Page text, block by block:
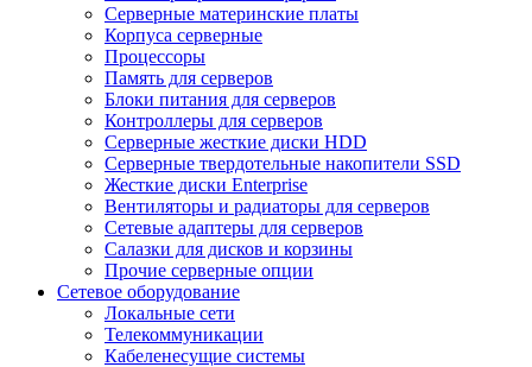
Серверные материнские платы
Корпуса серверные
Процессоры
Память для серверов
Блоки питания для серверов
Контроллеры для серверов
Серверные жесткие диски HDD
Серверные твердотельные накопители SSD
Жесткие диски Enterprise
Вентиляторы и радиаторы для серверов
Сетевые адаптеры для серверов
Салазки для дисков и корзины
Прочие серверные опции
Сетевое оборудование
Локальные сети
Телекоммуникации
Кабеленесущие системы